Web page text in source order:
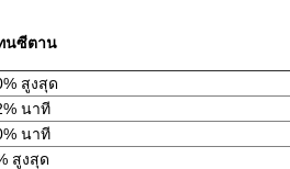
นซีตาน
สูงสุด
นาที
นาที
สูงสุด